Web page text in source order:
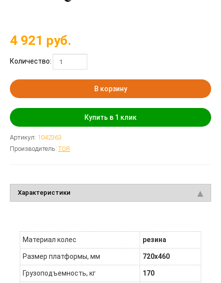
4 921 руб.
Количество:
В корзину
Купить в 1 клик
Артикул: 1042363
Производитель: TOR
Характеристики
Материал колес резина
Размер платформы, мм 720х460
Грузоподъемность, кг 170